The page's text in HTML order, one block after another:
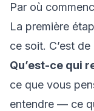
Par où
La première
ce soit. C’est
Qu’est-ce qui
ce que vous
entendre — ce